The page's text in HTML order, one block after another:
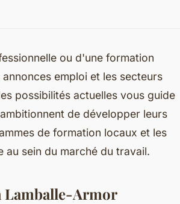
ou d'une formation
emploi et les secteurs
possibilités actuelles vous guide
de développer leurs
de formation locaux et les
au sein du marché du travail.
Lamballe-Armor